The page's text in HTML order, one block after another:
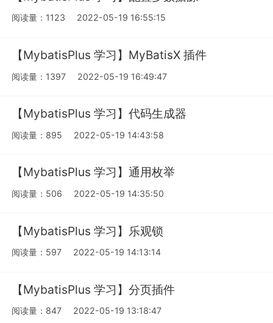
阅读量：1123 2022-05-19 16:55:15
【MybatisPlus 学习】MyBatisX 插件
阅读量：1397 2022-05-19 16:49:47
【MybatisPlus 学习】代码生成器
阅读量：895 2022-05-19 14:43:58
【MybatisPlus 学习】通用枚举
阅读量：506 2022-05-19 14:35:50
【MybatisPlus 学习】乐观锁
阅读量：597 2022-05-19 14:13:14
【MybatisPlus 学习】分页插件
阅读量：847 2022-05-19 13:18:47